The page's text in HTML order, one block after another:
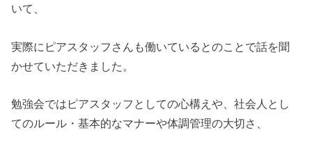
いて、
実際にピアスタッフさんも働いているとのことで話を聞
かせていただきました。
勉強会ではピアスタッフとしての心構えや、社会人とし
てのルール・基本的なマナーや体調管理の大切さ、